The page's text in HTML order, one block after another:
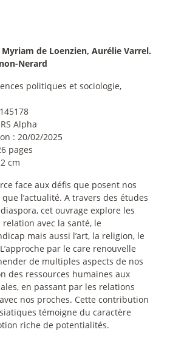
de Loenzien, Aurélie Varrel.
Nerard
politiques et sociologie,
Alpha
: 20/02/2025
pages
cm
face aux défis que posent nos
l’actualité. A travers des études
cet ouvrage explore les
avec la santé, le
mais aussi l’art, la religion, le
par le care renouvelle
de multiples aspects de nos
des ressources humaines aux
en passant par les relations
nos proches. Cette contribution
témoigne du caractère
riche de potentialités.